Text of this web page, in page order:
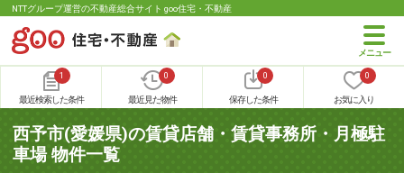
NTTグループ運営の不動産総合サイト goo住宅・不動産
1
最近検索した条件
0
最近見た物件
0
保存した条件
0
お気に入り
西予市(愛媛県)の賃貸店舗・賃貸事務所・月極駐
車場 物件一覧